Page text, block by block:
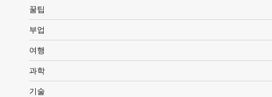
꿀팁
부업
여행
과학
기술